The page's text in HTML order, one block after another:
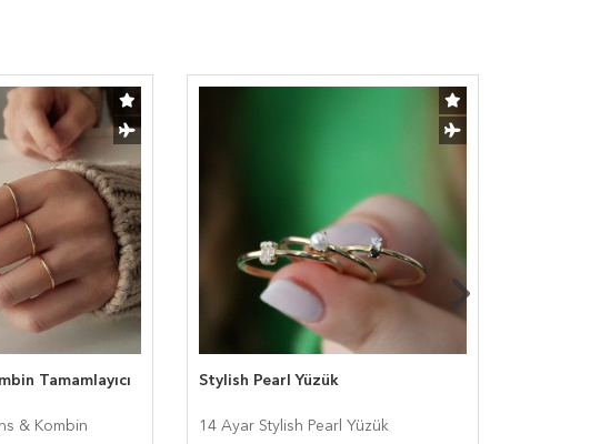
Tamamlayıcı
& Kombin
Stylish Pearl Yüzük
14 Ayar Stylish Pearl Yüzük